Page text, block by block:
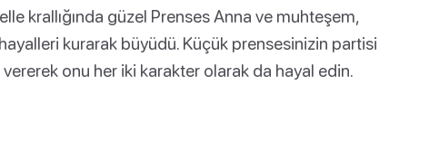
krallığında güzel Prenses Anna ve muhteşem,
kurarak büyüdü. Küçük prensesinizin partisi
onu her iki karakter olarak da hayal edin.